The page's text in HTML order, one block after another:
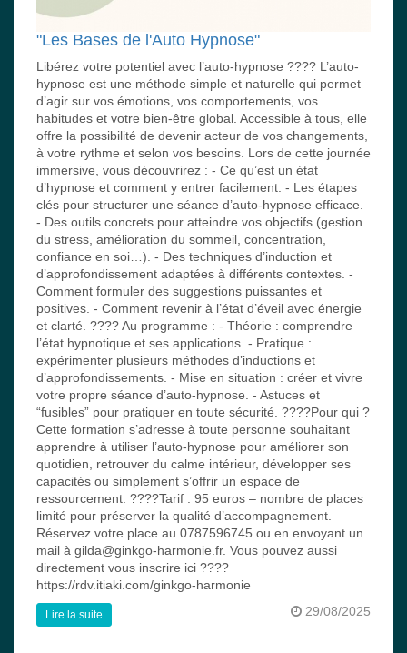
"Les Bases de l'Auto Hypnose"
Libérez votre potentiel avec l’auto-hypnose ???? L’auto-
hypnose est une méthode simple et naturelle qui permet
d’agir sur vos émotions, vos comportements, vos
habitudes et votre bien-être global. Accessible à tous, elle
offre la possibilité de devenir acteur de vos changements,
à votre rythme et selon vos besoins. Lors de cette journée
immersive, vous découvrirez : - Ce qu’est un état
d’hypnose et comment y entrer facilement. - Les étapes
clés pour structurer une séance d’auto-hypnose efficace.
- Des outils concrets pour atteindre vos objectifs (gestion
du stress, amélioration du sommeil, concentration,
confiance en soi…). - Des techniques d’induction et
d’approfondissement adaptées à différents contextes. -
Comment formuler des suggestions puissantes et
positives. - Comment revenir à l’état d’éveil avec énergie
et clarté. ???? Au programme : - Théorie : comprendre
l’état hypnotique et ses applications. - Pratique :
expérimenter plusieurs méthodes d’inductions et
d’approfondissements. - Mise en situation : créer et vivre
votre propre séance d’auto-hypnose. - Astuces et
“fusibles” pour pratiquer en toute sécurité. ????Pour qui ?
Cette formation s’adresse à toute personne souhaitant
apprendre à utiliser l’auto-hypnose pour améliorer son
quotidien, retrouver du calme intérieur, développer ses
capacités ou simplement s’offrir un espace de
ressourcement. ????Tarif : 95 euros – nombre de places
limité pour préserver la qualité d’accompagnement.
Réservez votre place au 0787596745 ou en envoyant un
mail à gilda@ginkgo-harmonie.fr. Vous pouvez aussi
directement vous inscrire ici ????
https://rdv.itiaki.com/ginkgo-harmonie
29/08/2025
Lire la suite